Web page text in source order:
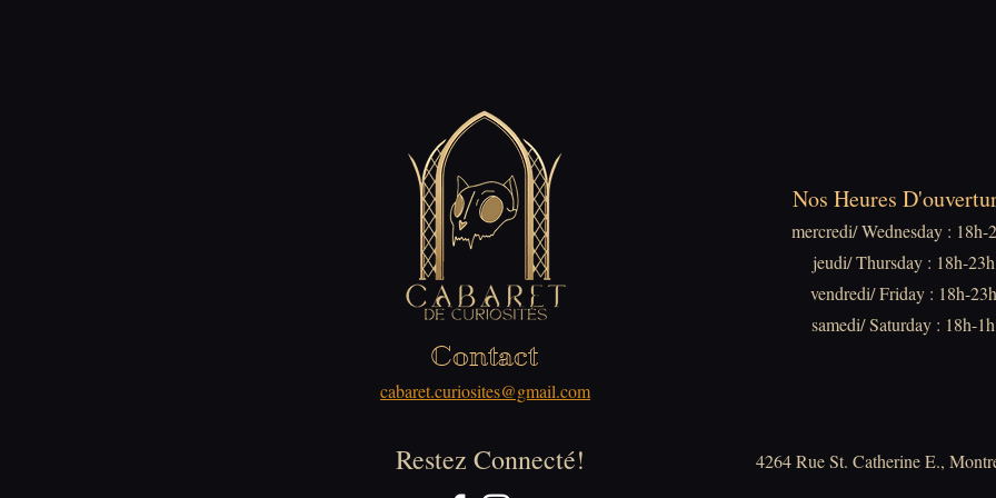
Contact
cabaret.curiosites@gmail.com
Restez Connecté!
Nos Heures
mercredi/ Wednesday : 18h-
jeudi/ Thursday : 18h-23h
vendredi/ Friday : 18h-23h
samedi/ Saturday : 18h-1h
4264 Rue St. Catherine E.,